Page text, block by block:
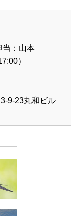
当：山本
）
9-23丸和ビル